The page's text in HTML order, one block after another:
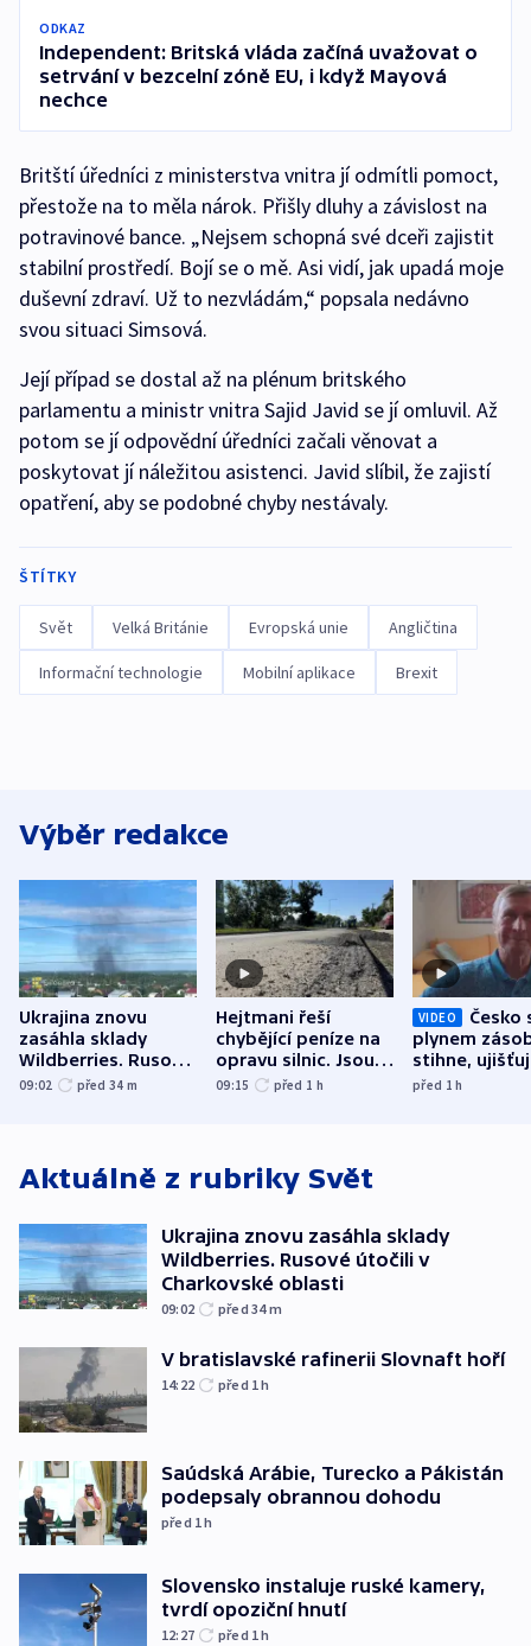
ODKAZ
Independent: Britská vláda začíná uvažovat o
setrvání v bezcelní zóně EU, i když Mayová
nechce
Britští úředníci z ministerstva vnitra jí odmítli pomoct,
přestože na to měla nárok. Přišly dluhy a závislost na
potravinové bance. „Nejsem schopná své dceři zajistit
stabilní prostředí. Bojí se o mě. Asi vidí, jak upadá moje
duševní zdraví. Už to nezvládám,“ popsala nedávno
svou situaci Simsová.
Její případ se dostal až na plénum britského
parlamentu a ministr vnitra Sajid Javid se jí omluvil. Až
potom se jí odpovědní úředníci začali věnovat a
poskytovat jí náležitou asistenci. Javid slíbil, že zajistí
opatření, aby se podobné chyby nestávaly.
ŠTÍTKY
Svět Velká Británie Evropská unie Angličtina
Informační technologie Mobilní aplikace Brexit
Výběr redakce
Ukrajina znovu
zasáhla sklady
Wildberries. Rusové
útočili v Charkovské
09:02 před 34 m
Hejtmani řeší
chybějící peníze na
opravu silnic. Jsou
nenárokové, namítá
09:15 před 1 h
VIDEO
Česko
plynem
stihne,
expert.
před 1h
Aktuálně z rubriky Svět
Ukrajina znovu zasáhla sklady
Wildberries. Rusové útočili v
Charkovské oblasti
09:02 před 34m
V bratislavské rafinerii Slovnaft hoří
14:22 před 1h
Saúdská Arábie, Turecko a Pákistán
podepsaly obrannou dohodu
před 1h
Slovensko instaluje ruské kamery,
tvrdí opoziční hnutí
12:27 před 1h